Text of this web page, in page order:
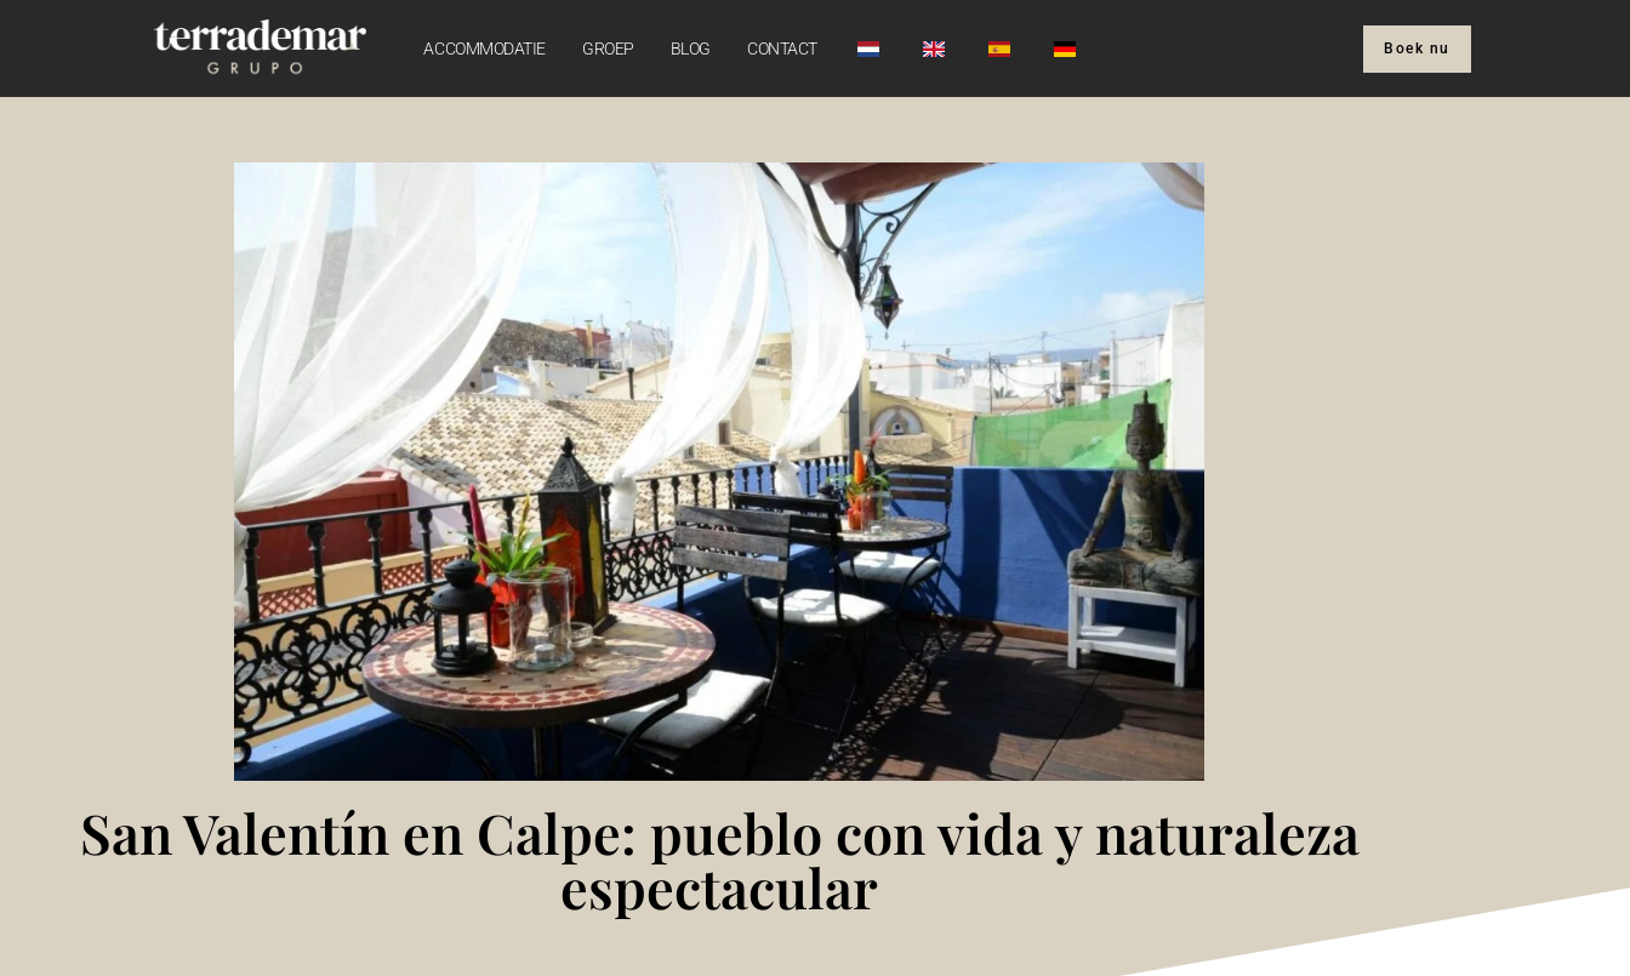
ACCOMMODATIE GROEP BLOG CONTACT Boek nu
San Valentín en Calpe: pueblo con vida y naturaleza
espectacular